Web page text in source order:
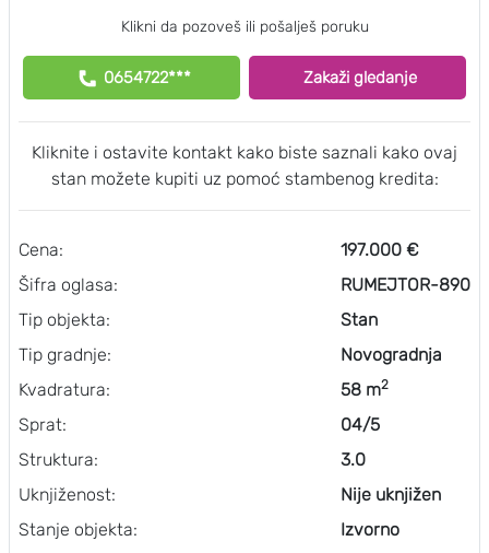
Klikni da pozoveš ili pošalješ poruku
0654722*** Zakaži gledanje
Kliknite i ostavite kontakt kako biste saznali kako ovaj
stan možete kupiti uz pomoć stambenog kredita:
Cena:
Šifra oglasa:
Tip objekta:
Tip gradnje:
Kvadratura:
Sprat:
Struktura:
Uknjiženost:
Stanje objekta:
197.000 €
RUMEJTOR-890
Stan
Novogradnja
58 m2
04/5
3.0
Nije uknjižen
Izvorno